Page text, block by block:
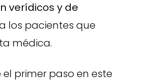
verídicos y de
los pacientes que
médica.
el primer paso en este